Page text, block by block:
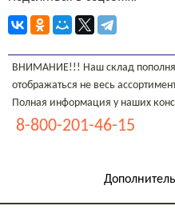
ВНИМАНИЕ!!! Наш склад
отображаться не весь
Полная информация у наших
8-800-201-46-15